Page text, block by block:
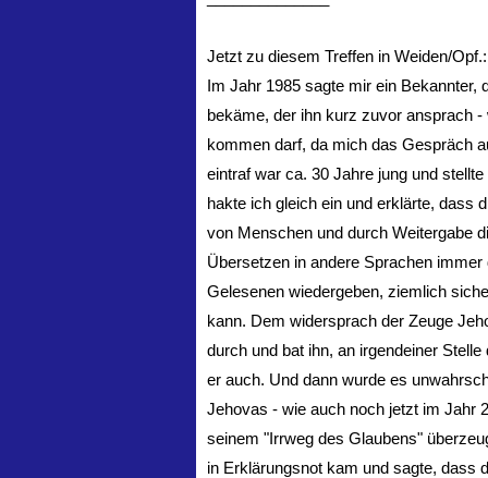
Jetzt zu diesem Treffen in Weiden/Opf.:
Im Jahr 1985 sagte mir ein Bekannter,
bekäme, der ihn kurz zuvor ansprach
kommen darf, da mich das Gespräch
eintraf war ca. 30 Jahre jung und
hakte ich gleich ein und erklärte, dass
von Menschen und durch Weitergabe
Übersetzen in andere Sprachen
Gelesenen wiedergeben, ziemlich
kann. Dem widersprach der Zeuge
durch und bat ihn, an irgendeiner
er auch. Und dann wurde es
Jehovas - wie auch noch jetzt im Jahr
seinem "Irrweg des Glaubens"
in Erklärungsnot kam und sagte, dass